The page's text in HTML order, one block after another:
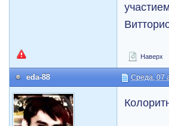
Наверх
eda-88 Среда, 07